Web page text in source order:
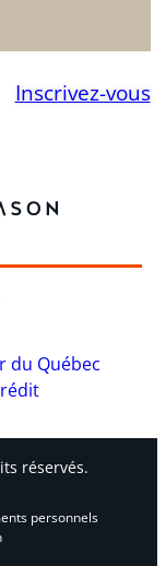
Inscrivez-vous
du Québec
réservés.
personnels